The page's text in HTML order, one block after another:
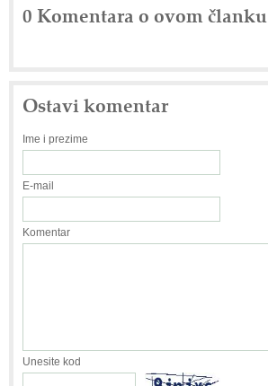
0 Komentara o ovom članku
Ostavi komentar
Ime i prezime
E-mail
Komentar
Unesite kod